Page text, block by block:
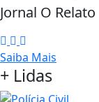
Jornal O Relato
Saiba Mais
+ Lidas